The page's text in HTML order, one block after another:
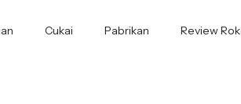
Cukai Pabrikan Review